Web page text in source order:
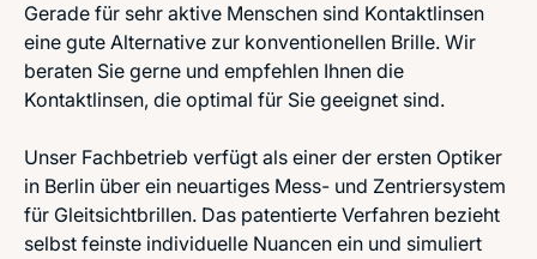
Gerade für sehr aktive Menschen sind Kontaktlinsen
eine gute Alternative zur konventionellen Brille. Wir
beraten Sie gerne und empfehlen Ihnen die
Kontaktlinsen, die optimal für Sie geeignet sind.
Unser Fachbetrieb verfügt als einer der ersten Optiker
in Berlin über ein neuartiges Mess- und Zentriersystem
für Gleitsichtbrillen. Das patentierte Verfahren bezieht
selbst feinste individuelle Nuancen ein und simuliert